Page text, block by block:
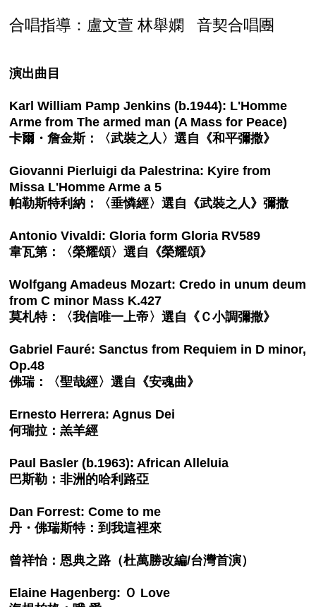
合唱指導：盧文萱 林舉嫻 音契合唱團
演出曲目
Karl William Pamp Jenkins (b.1944): L'Homme
Arme from The armed man (A Mass for Peace)
卡爾・詹金斯：〈武裝之人〉選自《和平彌撒》
Giovanni Pierluigi da Palestrina: Kyire from
Missa L'Homme Arme a 5
帕勒斯特利納：〈垂憐經〉選自《武裝之人》彌撒
Antonio Vivaldi: Gloria form Gloria RV589
韋瓦第：〈榮耀頌〉選自《榮耀頌》
Wolfgang Amadeus Mozart: Credo in unum deum
from C minor Mass K.427
莫札特：〈我信唯一上帝〉選自《Ｃ小調彌撒》
Gabriel Fauré: Sanctus from Requiem in D minor,
Op.48
佛瑞：〈聖哉經〉選自《安魂曲》
Ernesto Herrera: Agnus Dei
何瑞拉：羔羊經
Paul Basler (b.1963): African Alleluia
巴斯勒：非洲的哈利路亞
Dan Forrest: Come to me
丹・佛瑞斯特：到我這裡來
曾祥怡：恩典之路（杜萬勝改編/台灣首演）
Elaine Hagenberg: Ｏ Love